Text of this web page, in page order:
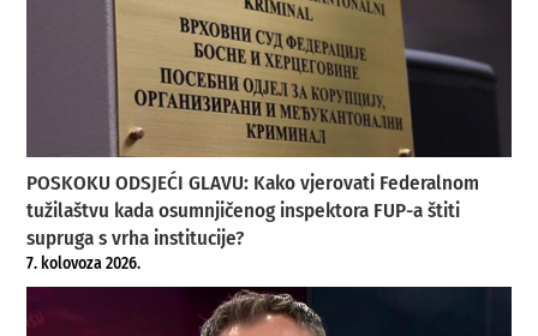
POSKOKU ODSJEĆI GLAVU: Kako vjerovati Federalnom
tužilaštvu kada osumnjičenog inspektora FUP-a štiti
supruga s vrha institucije?
7. kolovoza 2026.